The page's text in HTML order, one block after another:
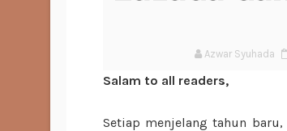
Azwar Syuhada
Salam to all readers,
Setiap menjelang tahun